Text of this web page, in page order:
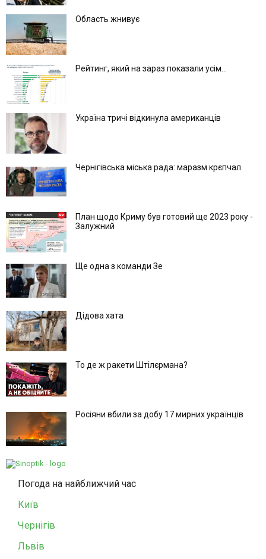
Область жнивує
Рейтинг, який на зараз показали усім...
Україна тричі відкинула американців
Чернігівська міська рада: маразм крєпчал
План щодо Криму був готовий ще 2023 року -
Залужний
Ще одна з команди Зе
Дідова хата
То де ж ракети Штілєрмана?
Росіяни вбили за добу 17 мирних українців
Погода на найближчий час
Київ
Чернігів
Львів